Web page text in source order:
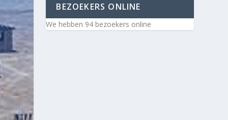
BEZOEKERS ONLINE
We hebben 94 bezoekers online